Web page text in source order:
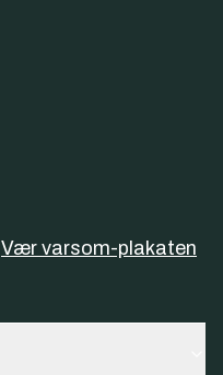
Vær varsom-plakaten